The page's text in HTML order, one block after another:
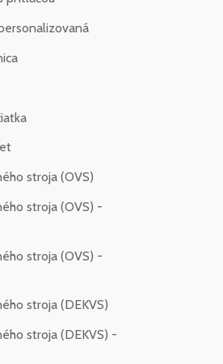
stroja (OVS)
stroja (OVS) -
stroja (OVS) -
stroja (DEKVS)
stroja (DEKVS) -